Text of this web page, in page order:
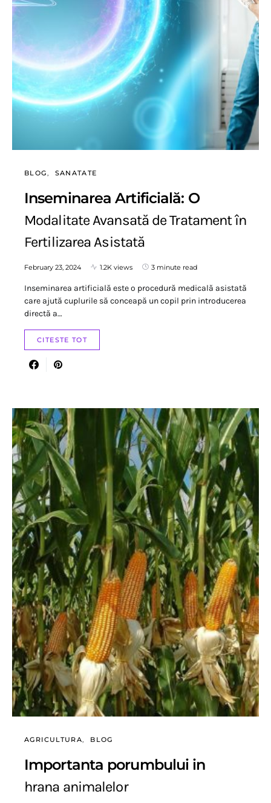
BLOG SANATATE
Inseminarea Artificială: O
Modalitate Avansată de Tratament în
Fertilizarea Asistată
February 23, 2024 1.2K views 3 minute read
Inseminarea artificială este o procedură medicală asistată
care ajută cuplurile să conceapă un copil prin introducerea
directă a…
CITESTE TOT
AGRICULTURA BLOG
Importanta porumbului in
hrana animalelor